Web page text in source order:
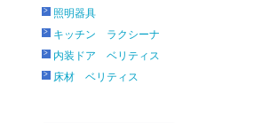
照明器具
キッチン ラクシーナ
内装ドア ベリティス
床材 ベリティス